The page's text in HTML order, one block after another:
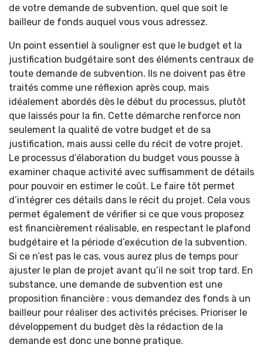
de votre demande de subvention, quel que soit le
bailleur de fonds auquel vous vous adressez.
Un point essentiel à souligner est que le budget et la
justification budgétaire sont des éléments centraux de
toute demande de subvention. Ils ne doivent pas être
traités comme une réflexion après coup, mais
idéalement abordés dès le début du processus, plutôt
que laissés pour la fin. Cette démarche renforce non
seulement la qualité de votre budget et de sa
justification, mais aussi celle du récit de votre projet.
Le processus d’élaboration du budget vous pousse à
examiner chaque activité avec suffisamment de détails
pour pouvoir en estimer le coût. Le faire tôt permet
d’intégrer ces détails dans le récit du projet. Cela vous
permet également de vérifier si ce que vous proposez
est financièrement réalisable, en respectant le plafond
budgétaire et la période d’exécution de la subvention.
Si ce n’est pas le cas, vous aurez plus de temps pour
ajuster le plan de projet avant qu’il ne soit trop tard. En
substance, une demande de subvention est une
proposition financière : vous demandez des fonds à un
bailleur pour réaliser des activités précises. Prioriser le
développement du budget dès la rédaction de la
demande est donc une bonne pratique.